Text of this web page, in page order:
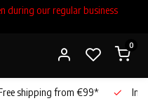
during our regular business
0
shipping from €99*